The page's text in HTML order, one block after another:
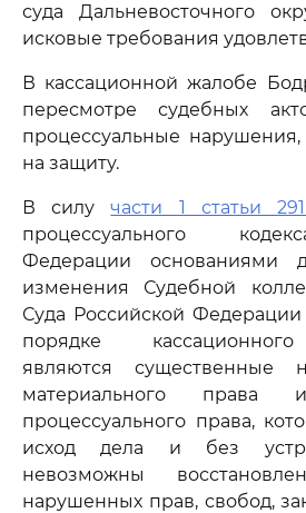
суда Дальневосточного
исковые требования
В кассационной жалобе
пересмотре судебных
процессуальные
на защиту.
В силучасти 1 статьи
процессуального
Федерации основаниями
изменения Судебной
Суда Российской Федерации
порядке
являются существенные
материального
процессуального права,
исход дела и без
невозможны
нарушенных прав, свобод,